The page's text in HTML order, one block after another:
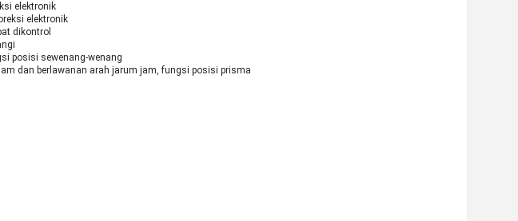
elektronik
elektronik
dikontrol
posisi sewenang-wenang
dan berlawanan arah jarum jam, fungsi posisi prisma